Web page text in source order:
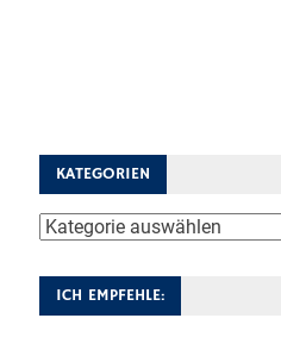
KATEGORIEN
Kategorien
ICH EMPFEHLE: